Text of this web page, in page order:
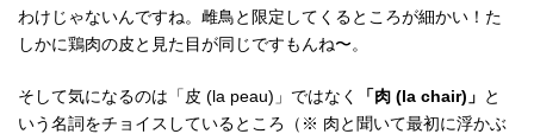
わけじゃないんですね。雌鳥と限定してくるところが細かい！た
しかに鶏肉の皮と見た目が同じですもんね〜。
そして気になるのは「皮 (la peau)」ではなく 「肉 (la chair)」 と
いう名詞をチョイスしているところ（※ 肉と聞いて最初に浮かぶ